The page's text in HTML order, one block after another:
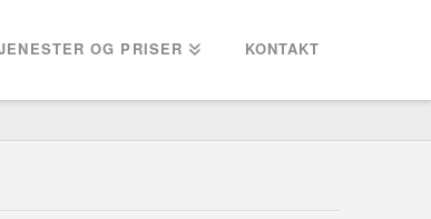
OG PRISER KONTAKT